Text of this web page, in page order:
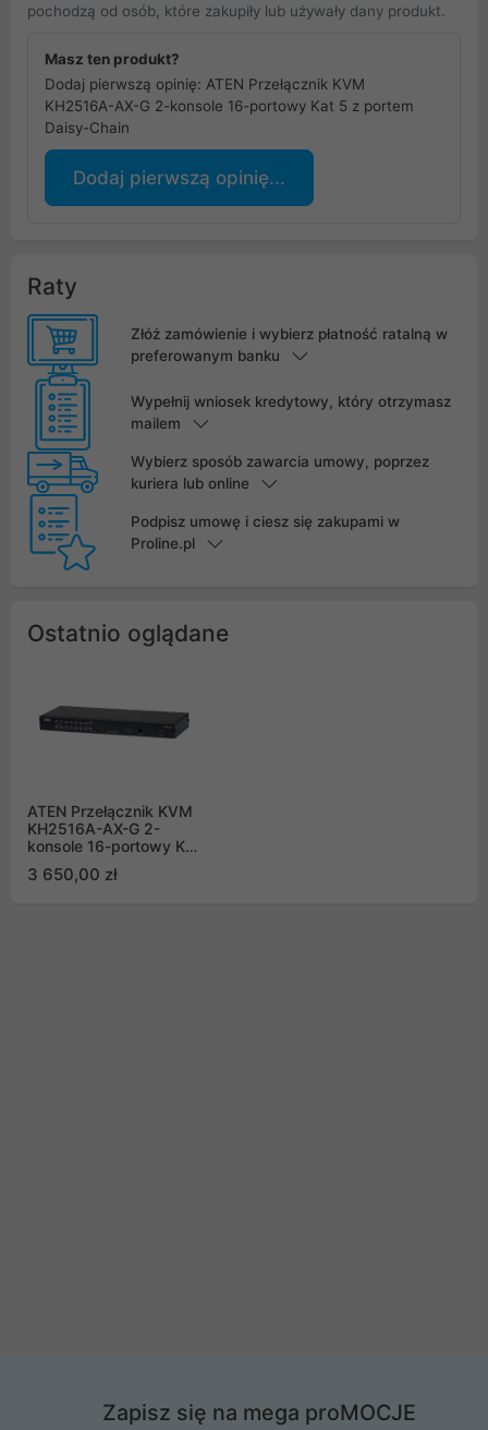
pochodzą od osób, które zakupiły lub używały dany produkt.
Masz ten produkt?
Dodaj pierwszą opinię: ATEN Przełącznik KVM
KH2516A-AX-G 2-konsole 16-portowy Kat 5 z portem
Daisy-Chain
Dodaj pierwszą opinię...
Raty
Złóż zamówienie i wybierz płatność ratalną w
preferowanym banku
Wypełnij wniosek kredytowy, który otrzymasz
mailem
Wybierz sposób zawarcia umowy, poprzez
kuriera lub online
Podpisz umowę i ciesz się zakupami w
Proline.pl
Ostatnio oglądane
ATEN Przełącznik KVM
KH2516A-AX-G 2-
konsole 16-portowy Kat
3 650,00 zł
Zapisz się na mega proMOCJE